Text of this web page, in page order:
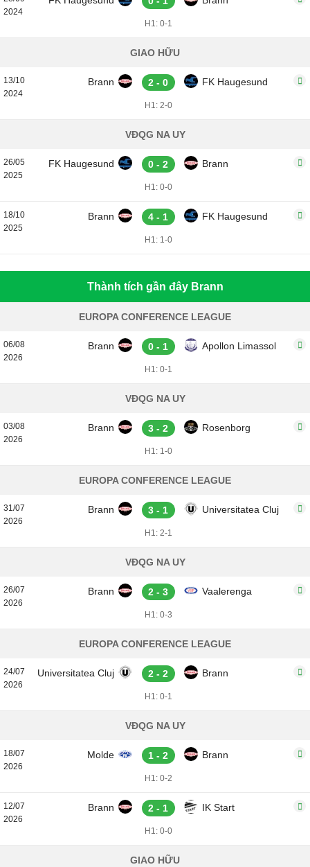
2024
H1: 0-1
GIAO HỮU
13/10
2024
Brann 2 - 0 FK Haugesund
H1: 2-0
VĐQG NA UY
26/05
2025
FK Haugesund 0 - 2 Brann
H1: 0-0
18/10
2025
Brann 4 - 1 FK Haugesund
H1: 1-0
Thành tích gần đây Brann
EUROPA CONFERENCE LEAGUE
06/08
2026
Brann 0 - 1 Apollon Limassol
H1: 0-1
VĐQG NA UY
03/08
2026
Brann 3 - 2 Rosenborg
H1: 1-0
EUROPA CONFERENCE LEAGUE
31/07
2026
Brann 3 - 1 Universitatea Cluj
H1: 2-1
VĐQG NA UY
26/07
2026
Brann 2 - 3 Vaalerenga
H1: 0-3
EUROPA CONFERENCE LEAGUE
24/07
2026
Universitatea Cluj 2 - 2 Brann
H1: 0-1
VĐQG NA UY
18/07
2026
Molde 1 - 2 Brann
H1: 0-2
12/07
2026
Brann 2 - 1 IK Start
H1: 0-0
GIAO HỮU